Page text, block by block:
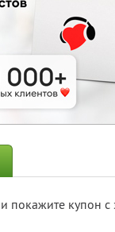
и покажите купон с